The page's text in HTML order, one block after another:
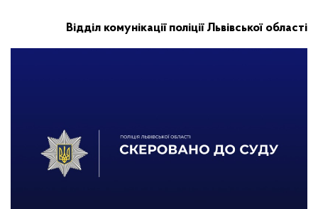
Відділ комунікації поліції Львівської області